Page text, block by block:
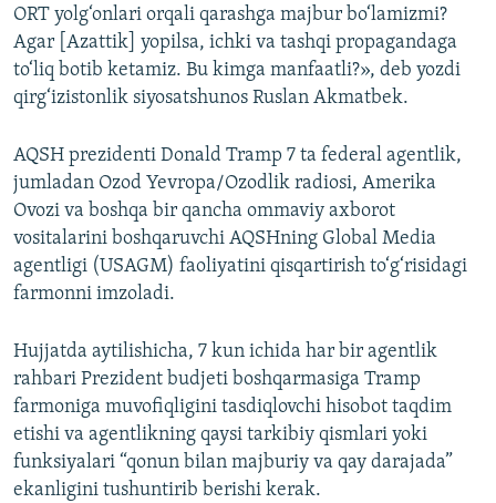
ORT yolg‘onlari orqali qarashga majbur bo‘lamizmi?
Agar [Azattik] yopilsa, ichki va tashqi propagandaga
to‘liq botib ketamiz. Bu kimga manfaatli?», deb yozdi
qirg‘izistonlik siyosatshunos Ruslan Akmatbek.
AQSH prezidenti Donald Tramp 7 ta federal agentlik,
jumladan Ozod Yevropa/Ozodlik radiosi, Amerika
Ovozi va boshqa bir qancha ommaviy axborot
vositalarini boshqaruvchi AQSHning Global Media
agentligi (USAGM) faoliyatini qisqartirish to‘g‘risidagi
farmonni imzoladi.
Hujjatda aytilishicha, 7 kun ichida har bir agentlik
rahbari Prezident budjeti boshqarmasiga Tramp
farmoniga muvofiqligini tasdiqlovchi hisobot taqdim
etishi va agentlikning qaysi tarkibiy qismlari yoki
funksiyalari “qonun bilan majburiy va qay darajada”
ekanligini tushuntirib berishi kerak.